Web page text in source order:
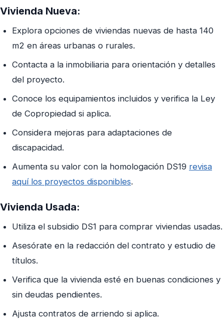
Vivienda Nueva:
Explora opciones de viviendas nuevas de hasta 140
m2 en áreas urbanas o rurales.
Contacta a la inmobiliaria para orientación y detalles
del proyecto.
Conoce los equipamientos incluidos y verifica la Ley
de Copropiedad si aplica.
Considera mejoras para adaptaciones de
discapacidad.
Aumenta su valor con la homologación DS19 revisa
aquí los proyectos disponibles.
Vivienda Usada:
Utiliza el subsidio DS1 para comprar viviendas usadas.
Asesórate en la redacción del contrato y estudio de
títulos.
Verifica que la vivienda esté en buenas condiciones y
sin deudas pendientes.
Ajusta contratos de arriendo si aplica.